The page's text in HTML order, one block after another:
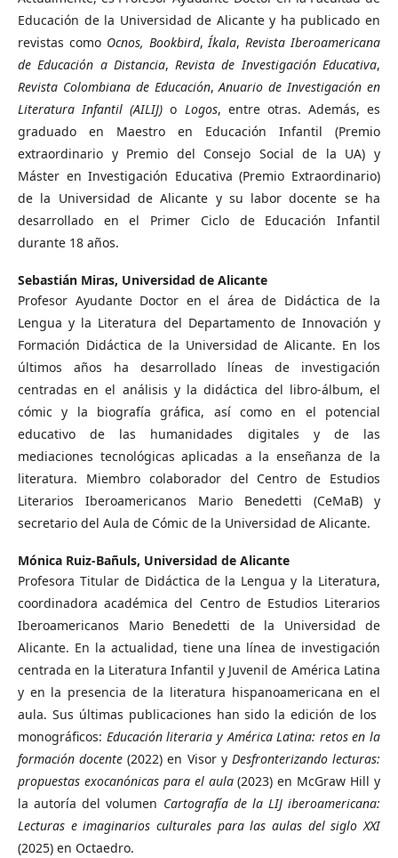
Educación de la Universidad de Alicante y ha publicado en
revistas como Ocnos, Bookbird,Íkala,Revista Iberoamericana
de Educación a Distancia,Revista de Investigación Educativa,
Revista Colombiana de Educación,Anuario de Investigación en
Literatura Infantil (AILIJ) o Logos, entre otras. Además, es
graduado en Maestro en Educación Infantil (Premio
extraordinario y Premio del Consejo Social de la UA) y
Máster en Investigación Educativa (Premio Extraordinario)
de la Universidad de Alicante y su labor docente se ha
desarrollado en el Primer Ciclo de Educación Infantil
durante 18 años.
Sebastián Miras, Universidad de Alicante
Profesor Ayudante Doctor en el área de Didáctica de la
Lengua y la Literatura del Departamento de Innovación y
Formación Didáctica de la Universidad de Alicante. En los
últimos años ha desarrollado líneas de investigación
centradas en el análisis y la didáctica del libro-álbum, el
cómic y la biografía gráfica, así como en el potencial
educativo de las humanidades digitales y de las
mediaciones tecnológicas aplicadas a la enseñanza de la
literatura. Miembro colaborador del Centro de Estudios
Literarios Iberoamericanos Mario Benedetti (CeMaB) y
secretario del Aula de Cómic de la Universidad de Alicante.
Mónica Ruiz-Bañuls, Universidad de Alicante
Profesora Titular de Didáctica de la Lengua y la Literatura,
coordinadora académica del Centro de Estudios Literarios
Iberoamericanos Mario Benedetti de la Universidad de
Alicante. En la actualidad, tiene una línea de investigación
centrada en la Literatura Infantil y Juvenil de América Latina
y en la presencia de la literatura hispanoamericana en el
aula. Sus últimas publicaciones han sido la edición de los
monográficos: Educación literaria y América Latina: retos en la
formación docente(2022) en Visor y Desfronterizando lecturas:
propuestas exocanónicas para el aula(2023) en McGraw Hill y
la autoría del volumen Cartografía de la LIJ iberoamericana:
Lecturas e imaginarios culturales para las aulas del siglo XXI
(2025) en Octaedro.